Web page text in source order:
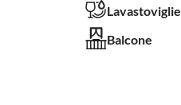
Lavastoviglie
Balcone